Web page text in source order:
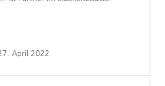
April 2022